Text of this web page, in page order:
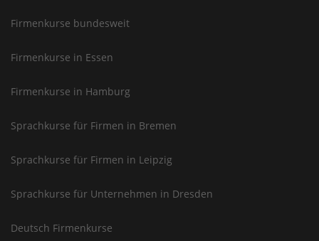
Firmenkurse bundesweit
Firmenkurse in Essen
Firmenkurse in Hamburg
Sprachkurse für Firmen in Bremen
Sprachkurse für Firmen in Leipzig
Sprachkurse für Unternehmen in Dresden
Deutsch Firmenkurse